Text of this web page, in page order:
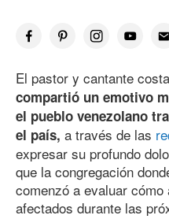
El pastor y cantante
compartió un emotivo
el pueblo venezolano
el país, a través de las
expresar su profundo
que la congregación
comenzó a evaluar
afectados durante las